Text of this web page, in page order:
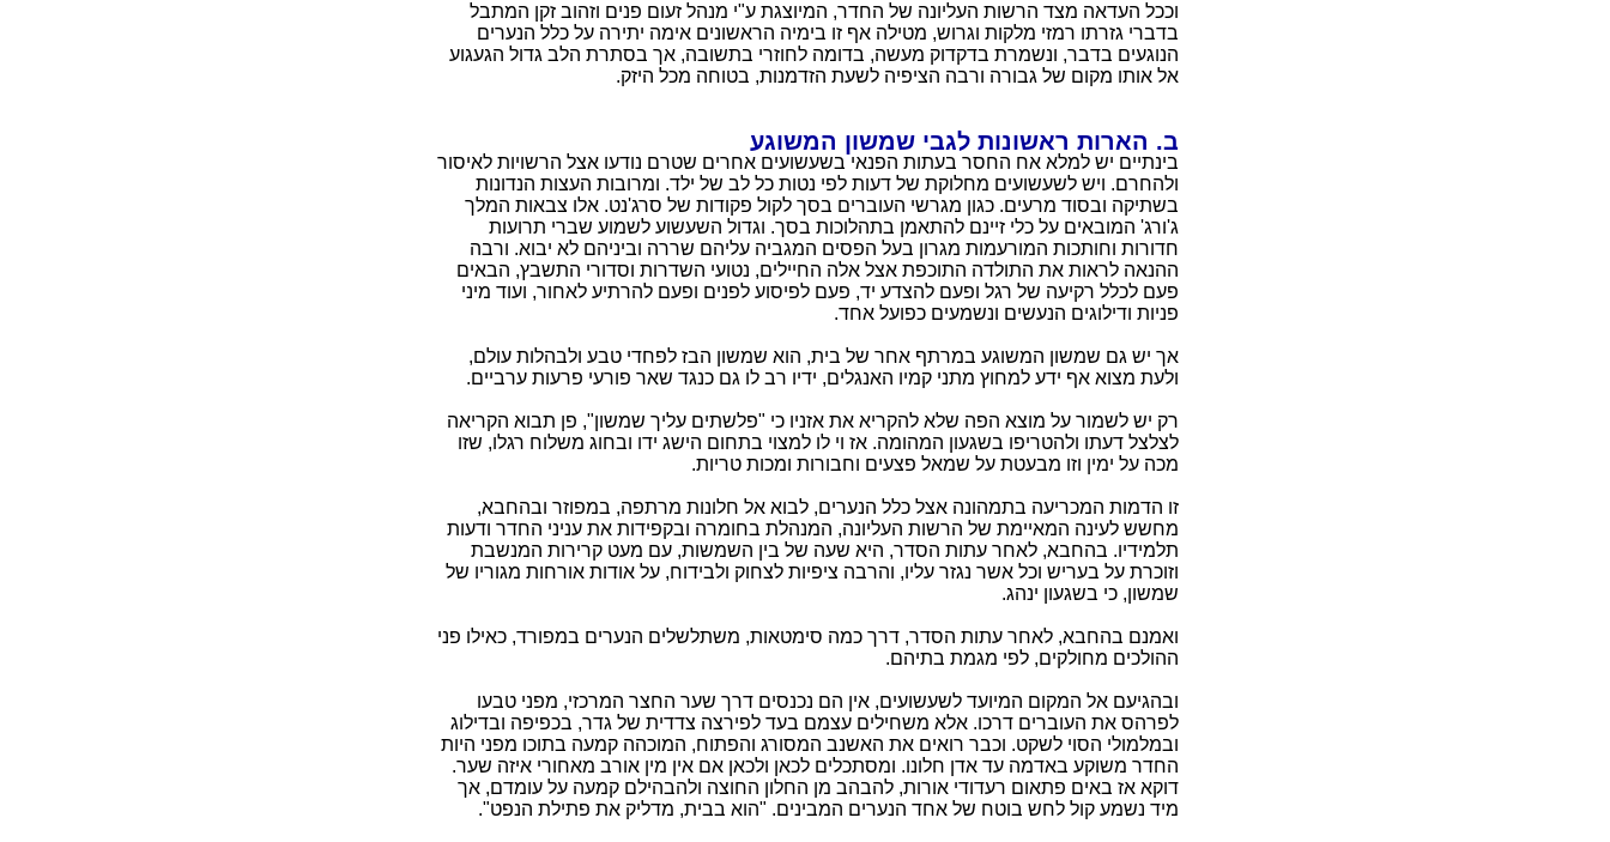
וככל העדאה מצד הרשות העליונה של החדר, המיוצגת ע"י מנהל זעום פנים וזהוב זקן המתבל
בדברי גזרתו רמזי מלקות וגרוש, מטילה אף זו בימיה הראשונים אימה יתירה על כלל הנערים
הנוגעים בדבר, ונשמרת בדקדוק מעשה, בדומה לחוזרי בתשובה, אך בסתרת הלב גדול הגעגוע
אל אותו מקום של גבורה ורבה הציפיה לשעת הזדמנות, בטוחה מכל היזק.
ב. הארות ראשונות לגבי שמשון המשוגע
בינתיים יש למלא אח החסר בעתות הפנאי בשעשועים אחרים שטרם נודעו אצל הרשויות לאיסור
ולהחרם. ויש לשעשועים מחלוקת של דעות לפי נטות כל לב של ילד. ומרובות העצות הנדונות
בשתיקה ובסוד מרעים. כגון מגרשי העוברים בסך לקול פקודות של סרג'נט. אלו צבאות המלך
ג'ורג' המובאים על כלי זיינם להתאמן בתהלוכות בסך. וגדול השעשוע לשמוע שברי תרועות
חדורות וחותכות המורעמות מגרון בעל הפסים המגביה עליהם שררה וביניהם לא יבוא. ורבה
ההנאה לראות את התולדה התוכפת אצל אלה החיילים, נטועי השדרות וסדורי התשבץ, הבאים
פעם לכלל רקיעה של רגל ופעם להצדע יד, פעם לפיסוע לפנים ופעם להרתיע לאחור, ועוד מיני
פניות ודילוגים הנעשים ונשמעים כפועל אחד.
אך יש גם שמשון המשוגע במרתף אחר של בית, הוא שמשון הבז לפחדי טבע ולבהלות עולם,
ולעת מצוא אף ידע למחוץ מתני קמיו האנגלים, ידיו רב לו גם כנגד שאר פורעי פרעות ערביים.
רק יש לשמור על מוצא הפה שלא להקריא את אזניו כי "פלשתים עליך שמשון", פן תבוא הקריאה
לצלצל דעתו ולהטריפו בשגעון המהומה. אז וי לו למצוי בתחום הישג ידו ובחוג משלוח רגלו, שזו
מכה על ימין וזו מבעטת על שמאל פצעים וחבורות ומכות טריות.
זו הדמות המכריעה בתמהונה אצל כלל הנערים, לבוא אל חלונות מרתפה, במפוזר ובהחבא,
מחשש לעינה המאיימת של הרשות העליונה, המנהלת בחומרה ובקפידות את עניני החדר ודעות
תלמידיו. בהחבא, לאחר עתות הסדר, היא שעה של בין השמשות, עם מעט קרירות המנשבת
וזוכרת על בעריש וכל אשר נגזר עליו, והרבה ציפיות לצחוק ולבידוח, על אודות אורחות מגוריו של
שמשון, כי בשגעון ינהג.
ואמנם בהחבא, לאחר עתות הסדר, דרך כמה סימטאות, משתלשלים הנערים במפורד, כאילו פני
ההולכים מחולקים, לפי מגמת בתיהם.
ובהגיעם אל המקום המיועד לשעשועים, אין הם נכנסים דרך שער החצר המרכזי, מפני טבעו
לפרהס את העוברים דרכו. אלא משחילים עצמם בעד לפירצה צדדית של גדר, בכפיפה ובדילוג
ובמלמולי הסוי לשקט. וכבר רואים את האשנב המסורג והפתוח, המוכהה קמעה בתוכו מפני היות
החדר משוקע באדמה עד אדן חלונו. ומסתכלים לכאן ולכאן אם אין מין אורב מאחורי איזה שער.
דוקא אז באים פתאום רעדודי אורות, להבהב מן החלון החוצה ולהבהילם קמעה על עומדם, אך
מיד נשמע קול לחש בוטח של אחד הנערים המבינים. "הוא בבית, מדליק את פתילת הנפט".